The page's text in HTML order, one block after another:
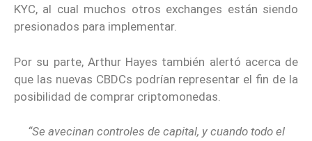
KYC, al cual muchos otros exchanges están siendo
presionados para implementar.
Por su parte, Arthur Hayes también alertó acerca de
que las nuevas CBDCs podrían representar el fin de la
posibilidad de comprar criptomonedas.
“Se avecinan controles de capital, y cuando todo el